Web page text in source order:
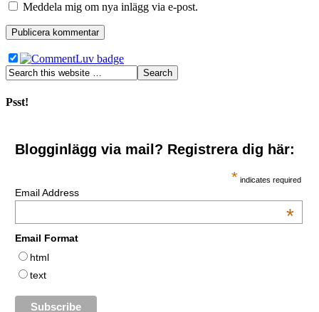
Meddela mig om nya inlägg via e-post.
Psst!
Blogginlägg via mail? Registrera dig här:
* indicates required
Email Address
*
Email Format
html
text